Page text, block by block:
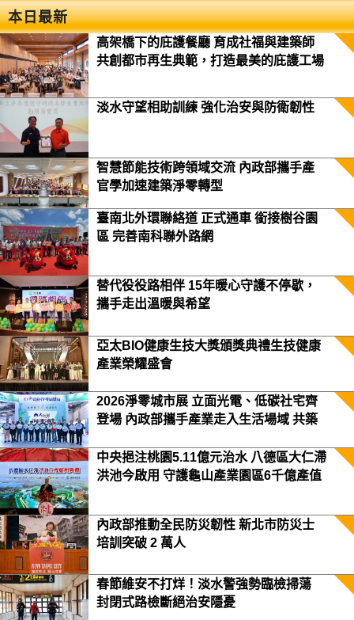
本日最新
高架橋下的庇護餐廳 育成社福與建築師
共創都市再生典範，打造最美的庇護工場
淡水守望相助訓練 強化治安與防衛韌性
智慧節能技術跨領域交流 內政部攜手產
官學加速建築淨零轉型
臺南北外環聯絡道 正式通車 銜接樹谷園
區 完善南科聯外路網
替代役役路相伴 15年暖心守護不停歇，
攜手走出溫暖與希望
亞太BIO健康生技大獎頒獎典禮生技健康
產業榮耀盛會
2026淨零城市展 立面光電、低碳社宅齊
登場 內政部攜手產業走入生活場域 共築
中央挹注桃園5.11億元治水 八德區大仁滯
洪池今啟用 守護龜山產業園區6千億產值
內政部推動全民防災韌性 新北市防災士
培訓突破 2 萬人
春節維安不打烊！淡水警強勢臨檢掃蕩
封閉式路檢斷絕治安隱憂